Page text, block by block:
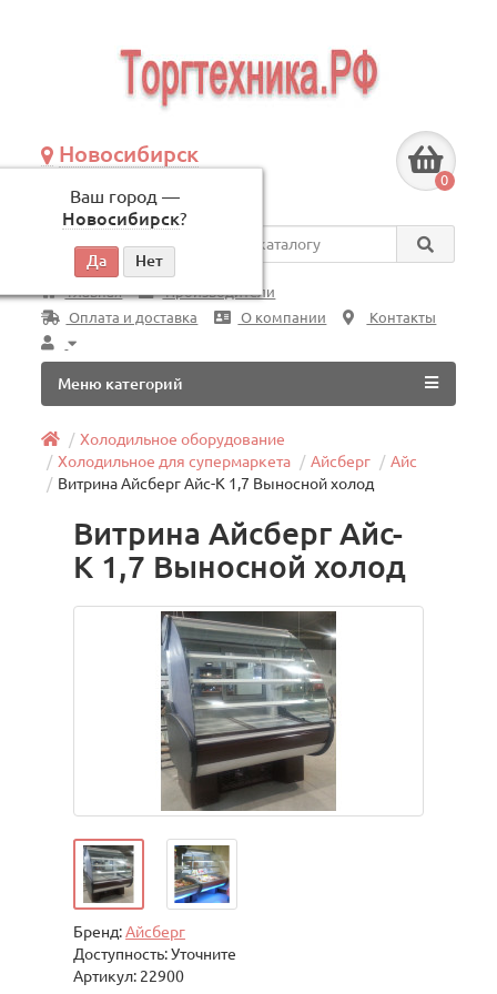
Новосибирск
Ваш город —
Новосибирск?
по будням, с 09:00 до 18:00
0
Везде
Главная
Производители
Оплата и доставка
О компании Контакты
Меню категорий
Холодильное оборудование
Холодильное для супермаркета
Айсберг
Айс
Витрина Айсберг Айс-К 1,7 Выносной холод
Витрина Айсберг Айс-
К 1,7 Выносной холод
Бренд:Айсберг
Доступность: Уточните
Артикул: 22900